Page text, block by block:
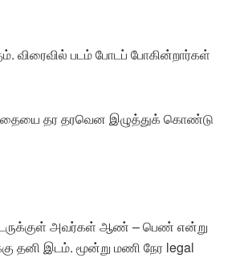
விரைவில் படம் போடப் போகின்றார்கள்
தர தரவென இழுத்துக் கொண்டு
அவர்கள் ஆண் – பெண் என்று
தனி இடம். மூன்று மணி நேர legal